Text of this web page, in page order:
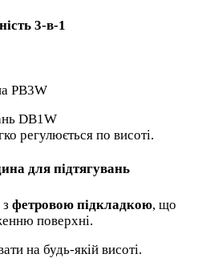
3-в-1
PB3W
DB1W
регулюється по висоті.
для підтягувань
фетровою підкладкою, що
поверхні.
на будь-якій висоті.